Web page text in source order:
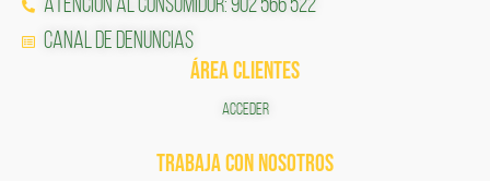
Atención al Consumidor: 902 566 522
Canal de Denuncias
ÁREA CLIENTES
ACCEDER
TRABAJA CON NOSOTROS